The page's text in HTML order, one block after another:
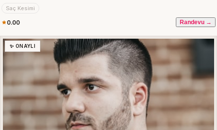
Saç Kesimi
0.00 Randevu →
✨ ONAYLI